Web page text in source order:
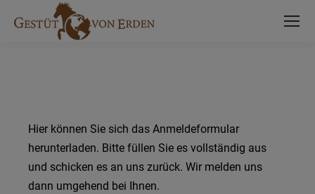
Hier können Sie sich das Anmeldeformular
herunterladen. Bitte füllen Sie es vollständig aus
und schicken es an uns zurück. Wir melden uns
dann umgehend bei Ihnen.